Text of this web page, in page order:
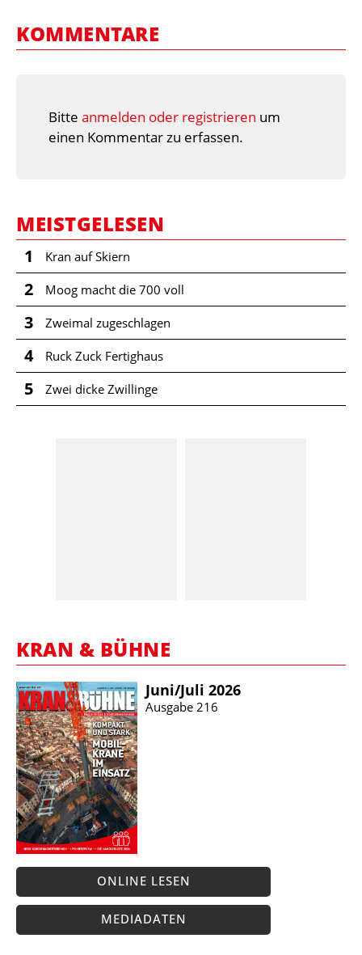
KOMMENTARE
Bitte anmelden oder registrieren um
einen Kommentar zu erfassen.
MEISTGELESEN
1 Kran auf Skiern
2 Moog macht die 700 voll
3 Zweimal zugeschlagen
4 Ruck Zuck Fertighaus
5 Zwei dicke Zwillinge
KRAN & BÜHNE
Juni/​Juli 2026
Ausgabe 216
ONLINE LESEN
MEDIADATEN